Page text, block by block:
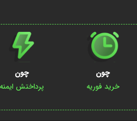
چون
خرید فوریه
چون
پرداختش ایمنه